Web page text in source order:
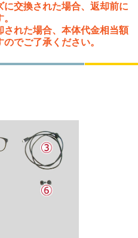
に交換された場合、返却前に
された場合、本体代金相当額
でご了承ください。